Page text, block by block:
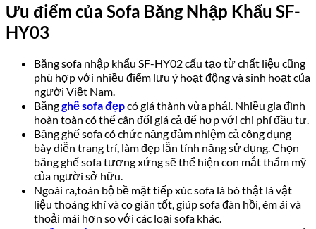
Ưu điểm của Sofa Băng Nhập Khẩu SF-
HY03
Băng sofa nhập khẩu SF-HY02 cấu tạo từ chất liệu cũng
phù hợp với nhiều điểm lưu ý hoạt động và sinh hoạt của
người Việt Nam.
Băngghế sofa đẹpcó giá thành vừa phải. Nhiều gia đình
hoàn toàn có thể cân đối giá cả để hợp với chi phí đầu tư.
Băng ghế sofa có chức năng đảm nhiệm cả công dụng
bày diễn trang trí, làm đẹp lẫn tính năng sử dụng. Chọn
băng ghế sofa tương xứng sẽ thể hiện con mắt thẩm mỹ
của người sở hữu.
Ngoài ra,toàn bộ bề mặt tiếp xúc sofa là bò thật là vật
liệu thoáng khí và co giãn tốt, giúp sofa đàn hồi, êm ái và
thoải mái hơn so với các loại sofa khác.